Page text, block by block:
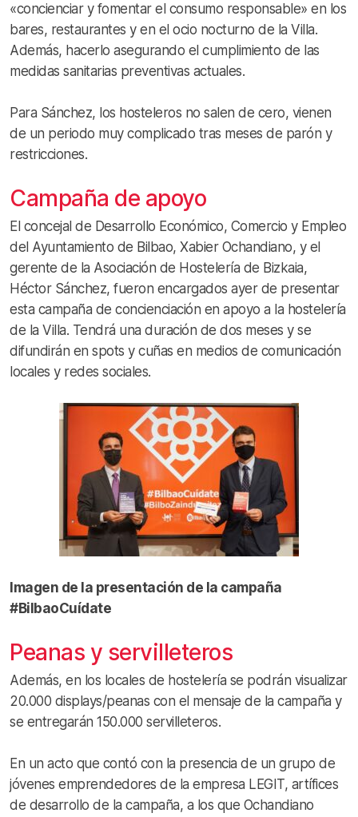
«concienciar y fomentar el consumo responsable» en los
bares, restaurantes y en el ocio nocturno de la Villa.
Además, hacerlo asegurando el cumplimiento de las
medidas sanitarias preventivas actuales.
Para Sánchez, los hosteleros no salen de cero, vienen
de un periodo muy complicado tras meses de parón y
restricciones.
Campaña de apoyo
El concejal de Desarrollo Económico, Comercio y Empleo
del Ayuntamiento de Bilbao, Xabier Ochandiano, y el
gerente de la Asociación de Hostelería de Bizkaia,
Héctor Sánchez, fueron encargados ayer de presentar
esta campaña de concienciación en apoyo a la hostelería
de la Villa. Tendrá una duración de dos meses y se
difundirán en spots y cuñas en medios de comunicación
locales y redes sociales.
Imagen de la presentación de la campaña
#BilbaoCuídate
Peanas y servilleteros
Además, en los locales de hostelería se podrán visualizar
20.000 displays/peanas con el mensaje de la campaña y
se entregarán 150.000 servilleteros.
En un acto que contó con la presencia de un grupo de
jóvenes emprendedores de la empresa LEGIT, artífices
de desarrollo de la campaña, a los que Ochandiano